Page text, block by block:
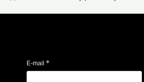
E-mail *